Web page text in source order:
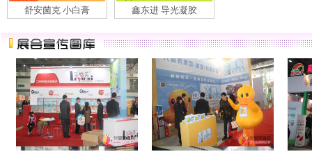
舒安菌克 小白膏 鑫东进 导光凝胶